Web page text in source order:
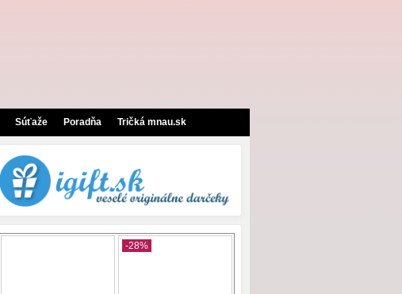
Súťaže Poradňa Tričká mnau.sk